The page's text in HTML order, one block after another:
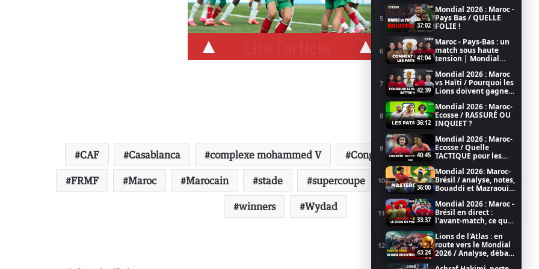
5
37:02
Mondial 2026 : Maroc -
Pays Bas / QUELLE
FOLIE !
6
41:04
Maroc - Pays-Bas : un
match sous haute
tension | Mondial
7
42:39
Mondial 2026 : Maroc
vs Haïti / Pourquoi les
Lions doivent gagner
la FIFA 2026
8
36:12
Mondial 2026 : Maroc-
Ecosse / RASSURÉ OU
INQUIET ?
9
40:45
Mondial 2026 : Maroc-
Ecosse / Quelle
TACTIQUE pour les
10
36:00
Mondial 2026: Maroc-
Brésil / analyse, notes,
Bouaddi et Mazraoui
11
33:37
Mondial 2026 : Maroc -
Brésil en direct :
l'avant-match, ce qu'il
LIVE)
12
43:24
Lions de l'Atlas : en
route vers le Mondial
2026 / Analyse, débat,
CAF Casablanca complexe mohammed V Congo FIFA Football
FRMF Maroc Marocain stade supercoupe TP Mazembe WAC
winners Wydad